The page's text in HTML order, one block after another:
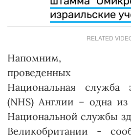
израильские
RELATED
проведенных
Национальная служба
(NHS) Англии – одна
Национальной службы
Великобритании -